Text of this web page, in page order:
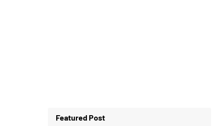
Featured Post